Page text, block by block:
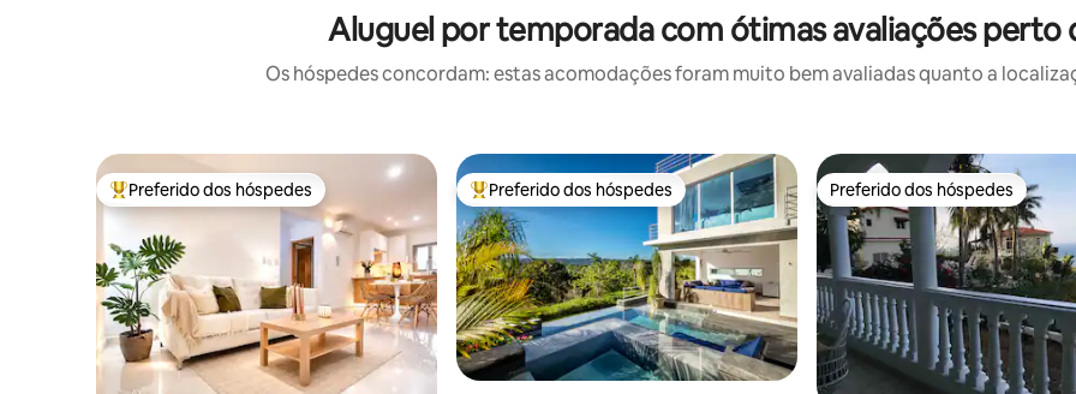
Aluguel por temporada com ótimas avaliações perto
Os hóspedes concordam: estas acomodações foram muito bem avaliadas quanto a
Entre os melhores preferidos dos hóspedes
Preferido dos hóspedes Entre os melhores preferidos dos hóspedes
Preferido dos hóspedes Preferido dos hóspedes
Preferido dos hóspedes